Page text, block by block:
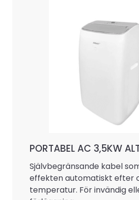
PORTABEL AC 3,5KW
Självbegränsande kabel
effekten automatiskt efter
temperatur. För invändig